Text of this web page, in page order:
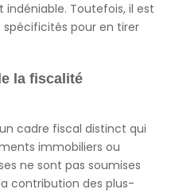
Toutefois, il est
pour en tirer
la fiscalité
cadre fiscal distinct qui
immobiliers ou
ne sont pas soumises
contribution des plus-